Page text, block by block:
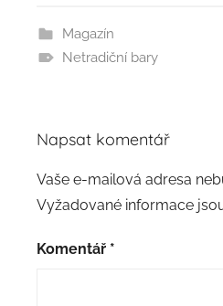
Magazín
Netradiční bary
Napsat komentář
Vaše e-mailová adresa
Vyžadované informace
Komentář *